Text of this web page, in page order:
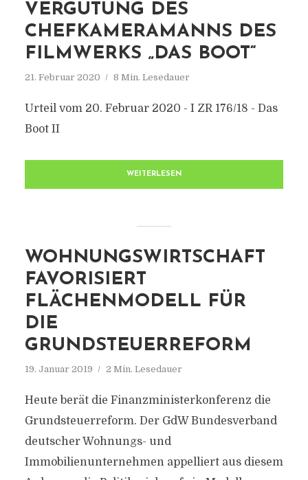
VERGÜTUNG DES
CHEFKAMERAMANNS DES
FILMWERKS „DAS BOOT“
21. Februar 2020 8 Min. Lesedauer
Urteil vom 20. Februar 2020 - I ZR 176/18 - Das
Boot II
WEITERLESEN
WOHNUNGSWIRTSCHAFT
FAVORISIERT
FLÄCHENMODELL FÜR
DIE
GRUNDSTEUERREFORM
19. Januar 2019 2 Min. Lesedauer
Heute berät die Finanzministerkonferenz die
Grundsteuerreform. Der GdW Bundesverband
deutscher Wohnungs- und
Immobilienunternehmen appelliert aus diesem